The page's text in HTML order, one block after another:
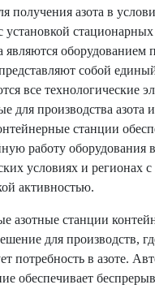
получения азота в
установкой
являются
собой
все технологические
для производства азота
станции
работу оборудования
условиях и регионах
активностью.
азотные станции
для производств,
потребность в азоте.
обеспечивает